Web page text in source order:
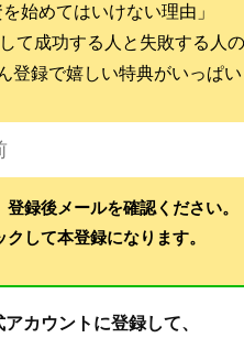
を始めてはいけない理由」
て成功する人と失敗する人の
登録で嬉しい特典がいっぱい
録後メールを確認ください。
して本登録になります。
カウントに登録して、